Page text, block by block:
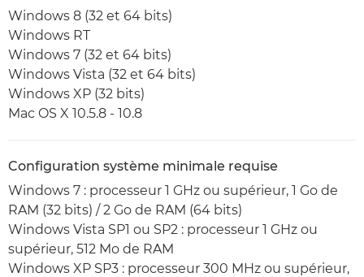
Windows 8 (32 et 64 bits)
Windows RT
Windows 7 (32 et 64 bits)
Windows Vista (32 et 64 bits)
Windows XP (32 bits)
Mac OS X 10.5.8 - 10.8
Configuration système minimale requise
Windows 7 : processeur 1 GHz ou supérieur, 1 Go de
RAM (32 bits) / 2 Go de RAM (64 bits)
Windows Vista SP1 ou SP2 : processeur 1 GHz ou
supérieur, 512 Mo de RAM
Windows XP SP3 : processeur 300 MHz ou supérieur,